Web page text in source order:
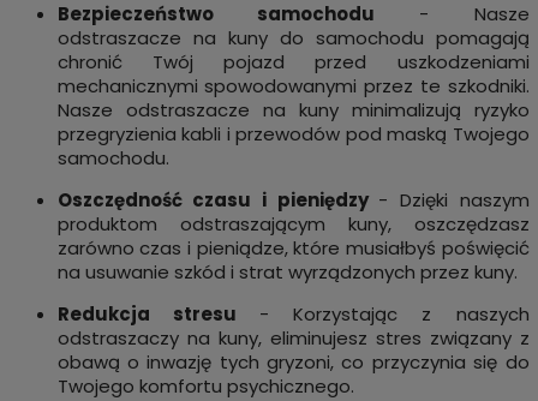
Bezpieczeństwo samochodu - Nasze
odstraszacze na kuny do samochodu pomagają
chronić Twój pojazd przed uszkodzeniami
mechanicznymi spowodowanymi przez te szkodniki.
Nasze odstraszacze na kuny minimalizują ryzyko
przegryzienia kabli i przewodów pod maską Twojego
samochodu.
Oszczędność czasu i pieniędzy - Dzięki naszym
produktom odstraszającym kuny, oszczędzasz
zarówno czas i pieniądze, które musiałbyś poświęcić
na usuwanie szkód i strat wyrządzonych przez kuny.
Redukcja stresu - Korzystając z naszych
odstraszaczy na kuny, eliminujesz stres związany z
obawą o inwazję tych gryzoni, co przyczynia się do
Twojego komfortu psychicznego.